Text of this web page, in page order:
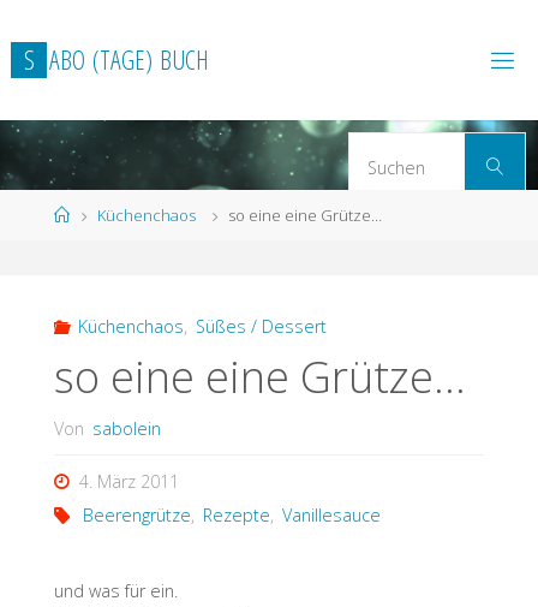
Inhalt
springen
S ABO (TAGE) BUCH
Suchen
StartKüchenchaos so eine eine Grütze…
Küchenchaos, Süßes / Dessert
so eine eine Grütze…
Von sabolein
4. März 2011
Beerengrütze, Rezepte, Vanillesauce
und was für ein.